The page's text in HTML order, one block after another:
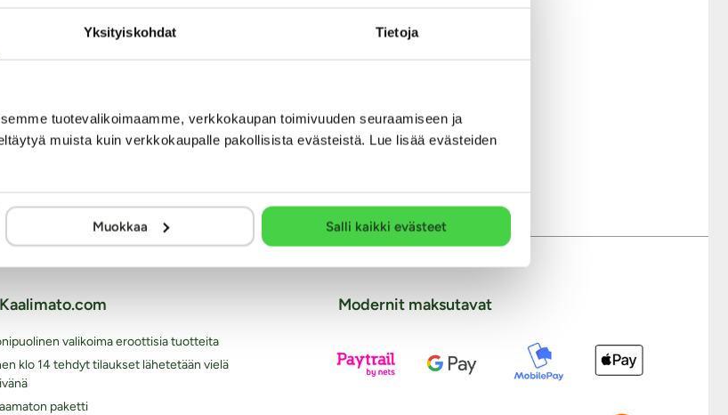
Yksityiskohdat Tietoja
tuotevalikoimaamme, verkkokaupan toimivuuden seuraamiseen ja
muista kuin verkkokaupalle pakollisista evästeistä. Lue lisää evästeiden
Muokkaa Salli kaikki evästeet
valikoima eroottisia tuotteita
klo 14 tehdyt tilaukset lähetetään vielä
paketti
Modernit maksutavat